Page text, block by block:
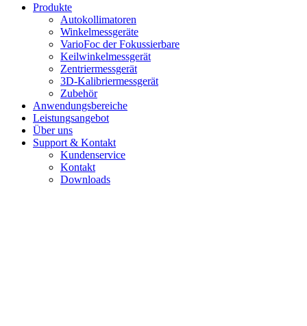
Produkte
Autokollimatoren
Winkelmessgeräte
VarioFoc der Fokussierbare
Keilwinkelmessgerät
Zentriermessgerät
3D-Kalibriermessgerät
Zubehör
Anwendungsbereiche
Leistungsangebot
Über uns
Support & Kontakt
Kundenservice
Kontakt
Downloads